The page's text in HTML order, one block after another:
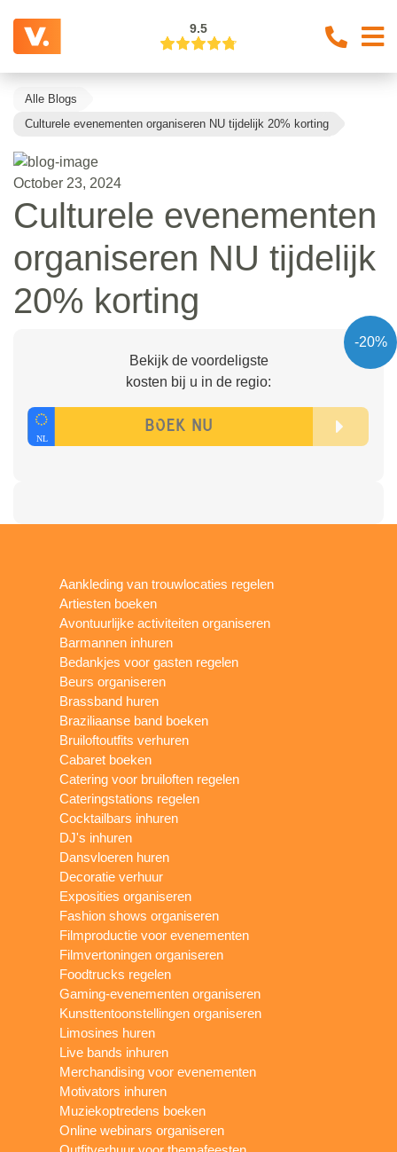
9.5
Alle Blogs
Culturele evenementen organiseren NU tijdelijk 20% korting
October 23, 2024
Culturele evenementen
organiseren NU tijdelijk
20% korting
-20%
Bekijk de voordeligste
kosten bij u in de regio:
Aankleding van trouwlocaties regelen
Artiesten boeken
Avontuurlijke activiteiten organiseren
Barmannen inhuren
Bedankjes voor gasten regelen
Beurs organiseren
Brassband huren
Braziliaanse band boeken
Bruiloftoutfits verhuren
Cabaret boeken
Catering voor bruiloften regelen
Cateringstations regelen
Cocktailbars inhuren
DJ's inhuren
Dansvloeren huren
Decoratie verhuur
Exposities organiseren
Fashion shows organiseren
Filmproductie voor evenementen
Filmvertoningen organiseren
Foodtrucks regelen
Gaming-evenementen organiseren
Kunsttentoonstellingen organiseren
Limosines huren
Live bands inhuren
Merchandising voor evenementen
Motivators inhuren
Muziekoptredens boeken
Online webinars organiseren